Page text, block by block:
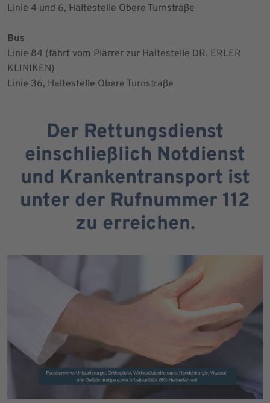
Linie 4 und 6, Haltestelle Obere Turnstraße
Bus
Linie 84 (fährt vom Plärrer zur Haltestelle DR. ERLER
KLINIKEN)
Linie 36, Haltestelle Obere Turnstraße
Der Rettungsdienst
einschließlich Notdienst
und Krankentransport ist
unter der Rufnummer 112
zu erreichen.